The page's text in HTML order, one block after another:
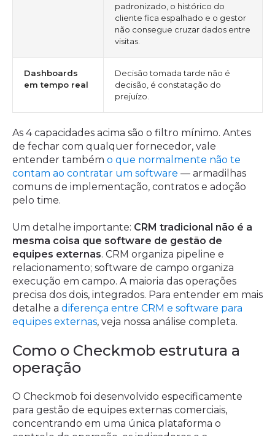
padronizado, o histórico do
cliente fica espalhado e o gestor
não consegue cruzar dados entre
visitas.
Dashboards
em tempo real
Decisão tomada tarde não é
decisão, é constatação do
prejuízo.
As 4 capacidades acima são o filtro mínimo. Antes
de fechar com qualquer fornecedor, vale
entender também o que normalmente não te
contam ao contratar um software — armadilhas
comuns de implementação, contratos e adoção
pelo time.
Um detalhe importante: CRM tradicional não é a
mesma coisa que software de gestão de
equipes externas. CRM organiza pipeline e
relacionamento; software de campo organiza
execução em campo. A maioria das operações
precisa dos dois, integrados. Para entender em mais
detalhe a diferença entre CRM e software para
equipes externas, veja nossa análise completa.
Como o Checkmob estrutura a
operação
O Checkmob foi desenvolvido especificamente
para gestão de equipes externas comerciais,
concentrando em uma única plataforma o